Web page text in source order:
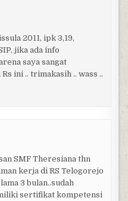
2011, ipk 3,19,
jika ada info
saya sangat
ini .. trimakasih .. wass ..
SMF Theresiana thn
kerja di RS Telogorejo
3 bulan..sudah
sertifikat kompetensi